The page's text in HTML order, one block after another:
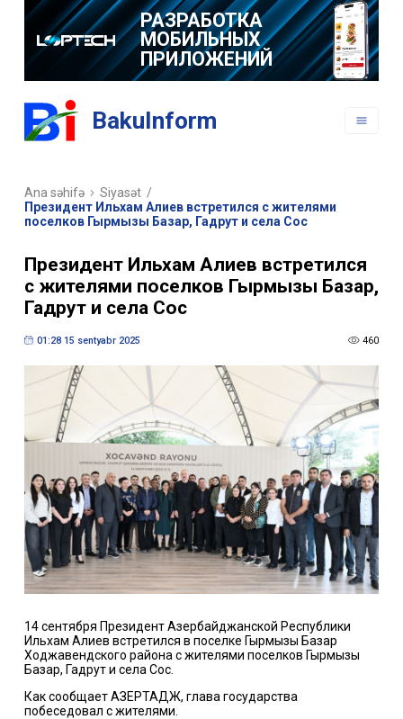
РАЗРАБОТКА
МОБИЛЬНЫХ
ПРИЛОЖЕНИЙ
BakuInform
Ana səhifə Siyasət /
Президент Ильхам Алиев встретился с жителями
поселков Гырмызы Базар, Гадрут и села Сос
Президент Ильхам Алиев встретился
с жителями поселков Гырмызы Базар,
Гадрут и села Сос
01:28 15 sentyabr 2025 460
14 сентября Президент Азербайджанской Республики
Ильхам Алиев встретился в поселке Гырмызы Базар
Ходжавендского района с жителями поселков Гырмызы
Базар, Гадрут и села Сос.
Как сообщает АЗЕРТАДЖ, глава государства
побеседовал с жителями.